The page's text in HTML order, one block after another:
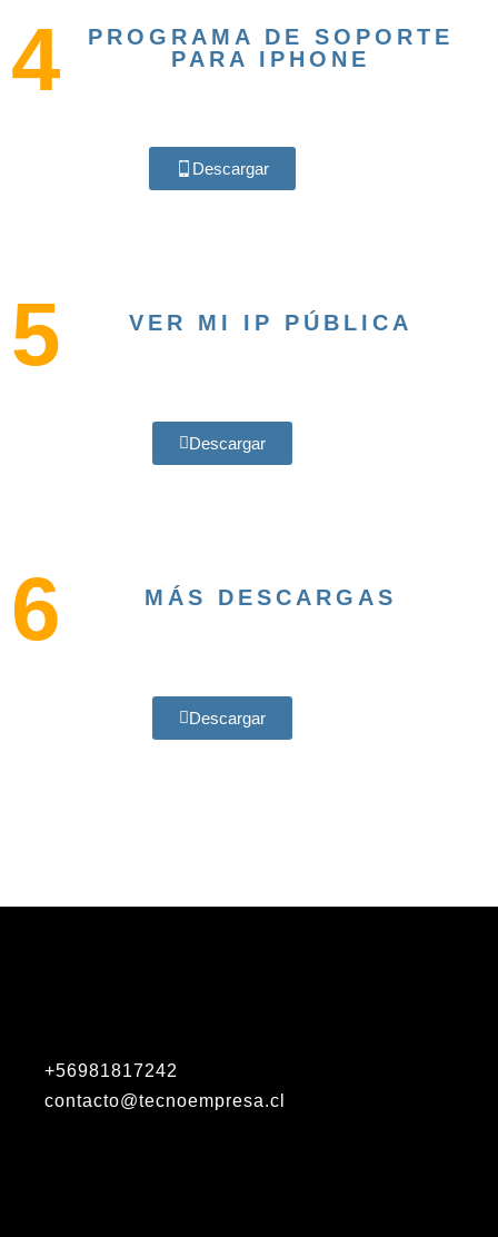
4
PROGRAMA DE SOPORTE
PARA IPHONE
Descargar
5 VER MI IP PÚBLICA
Descargar
6 MÁS DESCARGAS
Descargar
+56981817242
contacto@tecnoempresa.cl